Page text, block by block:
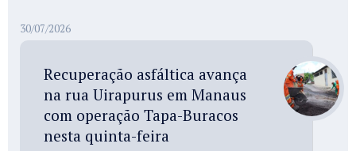
30/07/2026
Recuperação asfáltica avança
na rua Uirapurus em Manaus
com operação Tapa-Buracos
nesta quinta-feira